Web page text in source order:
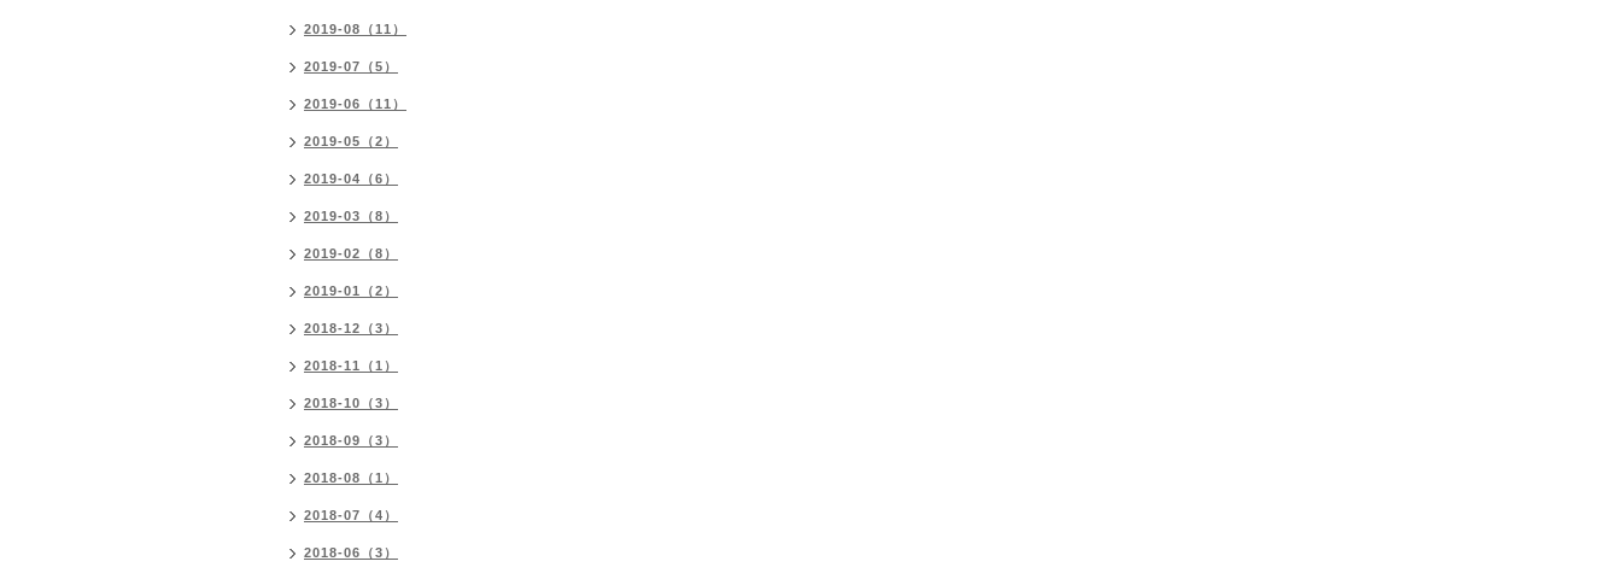
2019-08（11）
2019-07（5）
2019-06（11）
2019-05（2）
2019-04（6）
2019-03（8）
2019-02（8）
2019-01（2）
2018-12（3）
2018-11（1）
2018-10（3）
2018-09（3）
2018-08（1）
2018-07（4）
2018-06（3）